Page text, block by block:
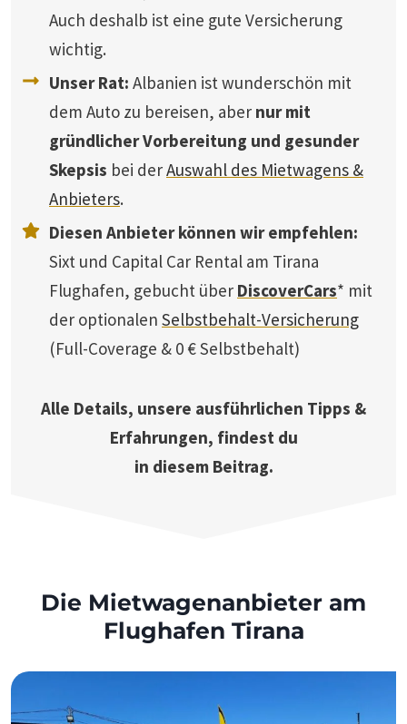
Auch deshalb ist eine gute Versicherung
wichtig.
Unser Rat: Albanien ist wunderschön mit
dem Auto zu bereisen, aber nur mit
gründlicher Vorbereitung und gesunder
Skepsis bei derAuswahl des Mietwagens &
Anbieters.
Diesen Anbieter können wir empfehlen:
Sixt und Capital Car Rental am Tirana
Flughafen, gebucht über DiscoverCars* mit
der optionalen Selbstbehalt-Versicherung
(Full-Coverage & 0 € Selbstbehalt)
Alle Details, unsere ausführlichen Tipps &
Erfahrungen, findest du
in diesem Beitrag.
Die Mietwagenanbieter am
Flughafen Tirana